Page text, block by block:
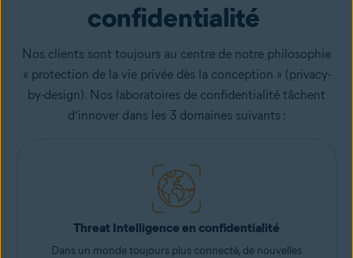
confidentialité
Nos clients sont toujours au centre de notre philosophie
« protection de la vie privée dès la conception » (privacy-
by-design). Nos laboratoires de confidentialité tâchent
d’innover dans les 3 domaines suivants :
Threat Intelligence en confidentialité
Dans un monde toujours plus connecté, de nouvelles